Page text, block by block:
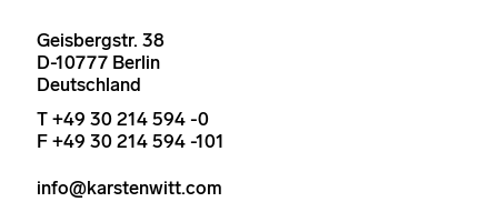
Geisbergstr. 38
D-10777 Berlin
Deutschland
T +49 30 214 594 -0
F +49 30 214 594 -101
info@karstenwitt.com